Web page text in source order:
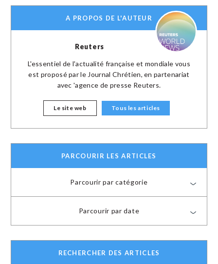
A PROPOS DE L'AUTEUR
Reuters
L'essentiel de l'actualité française et mondiale vous
est proposé par le Journal Chrétien, en partenariat
avec 'agence de presse Reuters.
Le site web Tous les articles
PARCOURIR LES ARTICLES
Parcourir par catégorie
Parcourir par date
RECHERCHER DES ARTICLES